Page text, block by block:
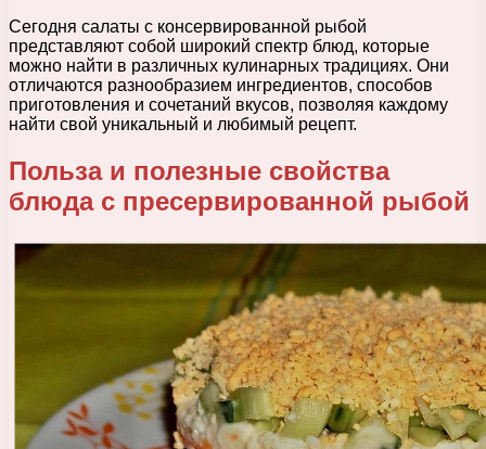
Сегодня салаты с консервированной рыбой
представляют собой широкий спектр блюд, которые
можно найти в различных кулинарных традициях. Они
отличаются разнообразием ингредиентов, способов
приготовления и сочетаний вкусов, позволяя каждому
найти свой уникальный и любимый рецепт.
Польза и полезные свойства
блюда с пресервированной рыбой